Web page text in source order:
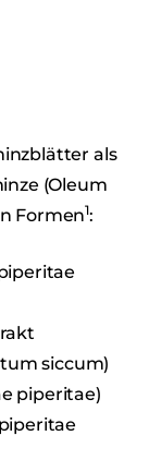
als
(Oleum
Formen1:
siccum)
piperitae)